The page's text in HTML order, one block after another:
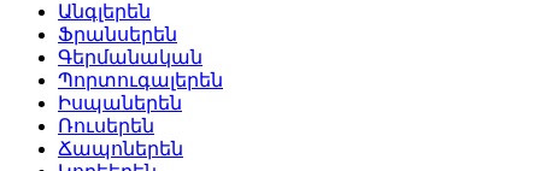
Անգլերեն
Ֆրանսերեն
Գերմանական
Պորտուգալերեն
Իսպաներեն
Ռուսերեն
Ճապոներեն